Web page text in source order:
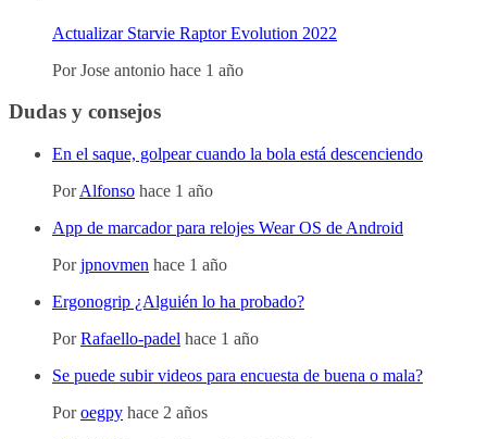
Actualizar Starvie Raptor Evolution 2022
PorJose antonio hace 1 año
Dudas y consejos
En el saque, golpear cuando la bola está descenciendo
PorAlfonso hace 1 año
App de marcador para relojes Wear OS de Android
Porjpnovmen hace 1 año
Ergonogrip ¿Alguién lo ha probado?
PorRafaello-padel hace 1 año
Se puede subir videos para encuesta de buena o mala?
Poroegpy hace 2 años